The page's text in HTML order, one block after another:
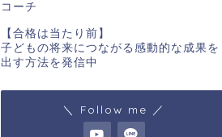
コーチ
【合格は当たり前】
子どもの将来につながる感動的な成果を
出す方法を発信中
＼ Follow me ／